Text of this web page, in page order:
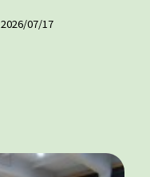
2026/07/17